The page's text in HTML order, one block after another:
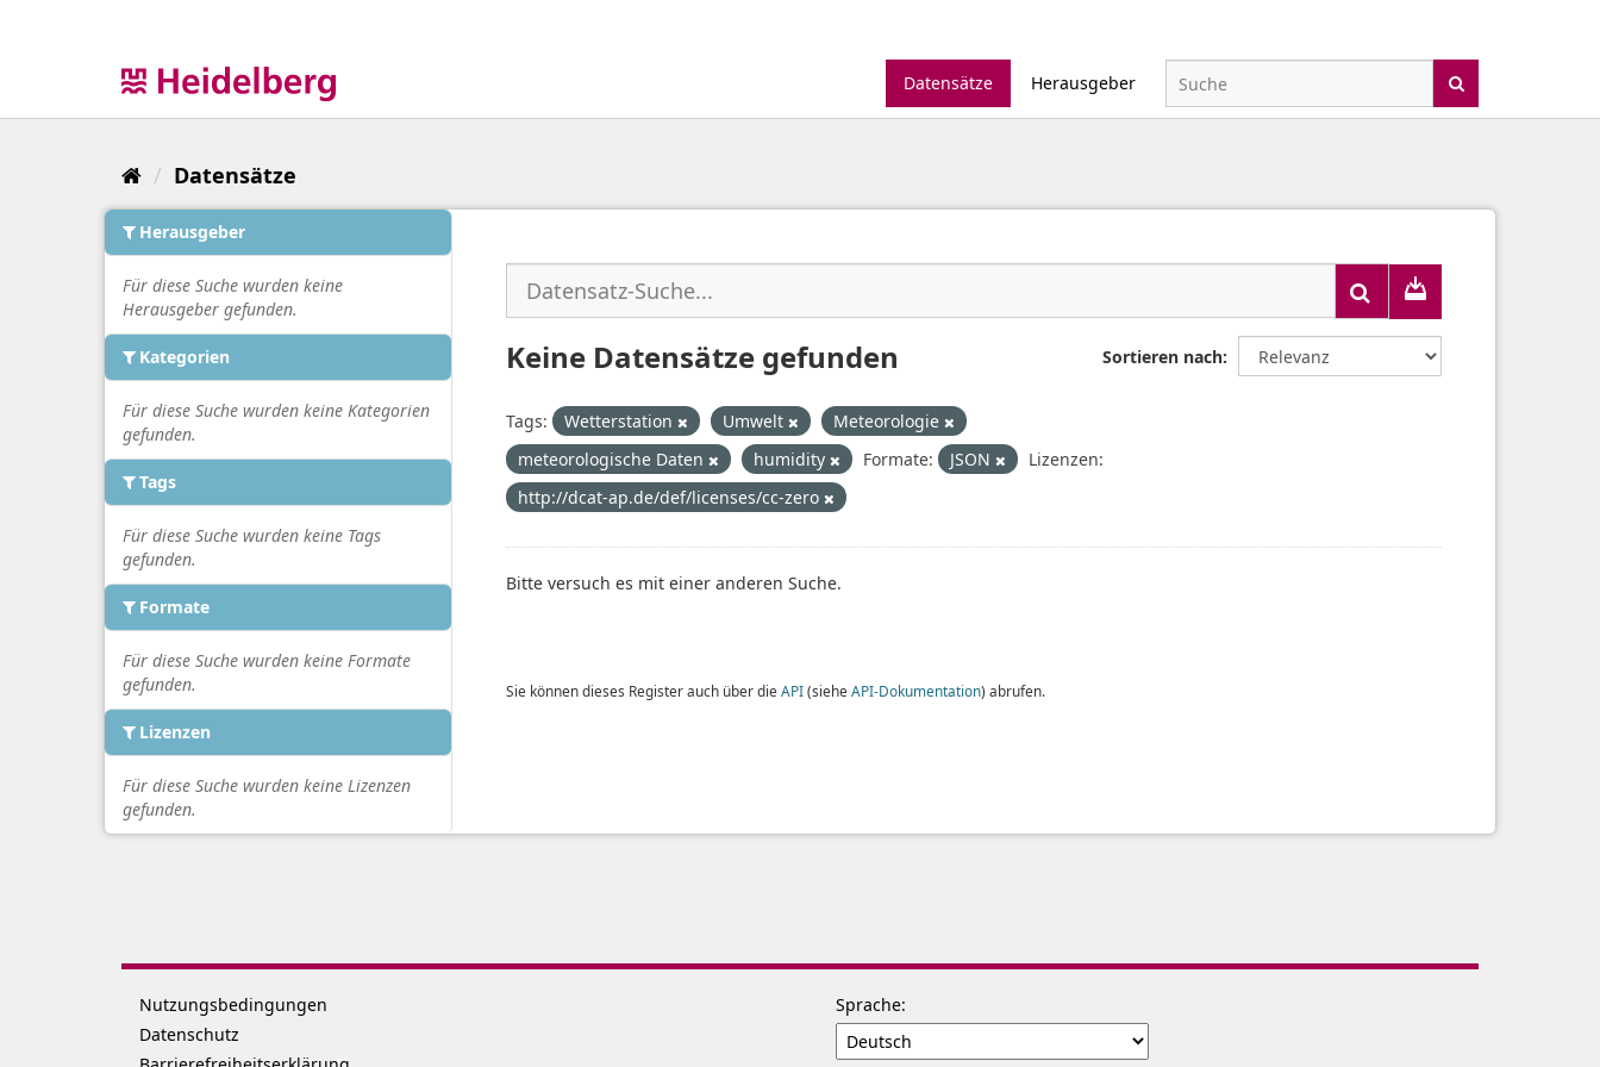
Datensätze
Herausgeber
Datensätze
Herausgeber
Für diese Suche wurden keine
Herausgeber gefunden.
Kategorien
Für diese Suche wurden keine Kategorien
gefunden.
Tags
Für diese Suche wurden keine Tags
gefunden.
Formate
Für diese Suche wurden keine Formate
gefunden.
Lizenzen
Für diese Suche wurden keine Lizenzen
gefunden.
Sortieren nach
Keine Datensätze gefunden
Tags: Wetterstation Umwelt
Meteorologie
meteorologische Daten
humidity Formate: JSON
Lizenzen:
http://dcat-ap.de/def/licenses/cc-zero
Bitte versuch es mit einer anderen Suche.
Sie können dieses Register auch über die API(siehe API-Dokumentation) abrufen.
Nutzungsbedingungen
Datenschutz
Sprache